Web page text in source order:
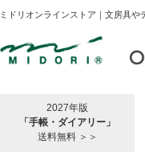
ミドリオンラインストア｜文房具
2027年版
「手帳・ダイアリー」
送料無料 ＞＞